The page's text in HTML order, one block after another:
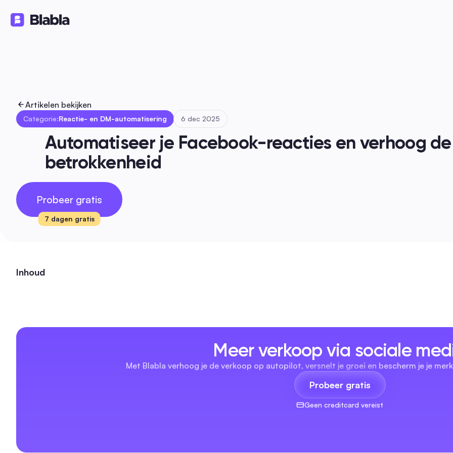
Artikelen bekijken
Categorie:Reactie- en DM-automatisering 6 dec 2025
Automatiseer je Facebook-reacties en verhoog de
betrokkenheid
Probeer gratis
7 dagen gratis
Inhoud
Meer verkoop via sociale
Met Blabla verhoog je de verkoop op autopilot, versnelt je groei en bescherm je je
Probeer gratis
Geen creditcard vereist